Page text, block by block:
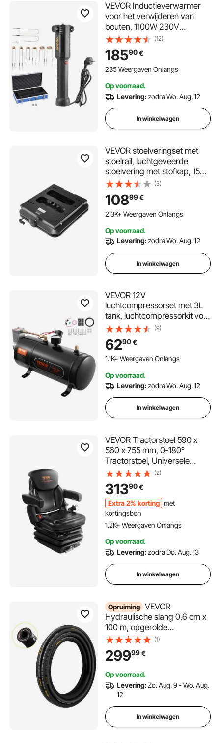
VEVOR Inductieverwarmer
voor het verwijderen van
bouten, 1100W 230V
magnetische
inductieverwarmerset,
handgereedschap voor het
verwijderen van moeren,
autowerkplaatsen met 8
spoelen en doos
(12)
18590€
235 Weergaven Onlangs
Op voorraad.
Levering:zodra Wo. Aug. 12
In winkelwagen
VEVOR stoelveringset met
stoelrail, luchtgeveerde
stoelvering met stofkap, 150
mm van voor naar achter
verstelbaar,
tractorstoelveringset voor
zero-turn grasmaaiers,
(3)
10899€
2.3K+ Weergaven Onlangs
Op voorraad.
Levering:zodra Wo. Aug. 12
In winkelwagen
VEVOR 12V
luchtcompressorset met 3L
tank, luchtcompressorkit voor
treinhoorns, 90-120 psi
werkdruk, geïntegreerd
luchtcompressorsysteem
voor treinhoorns, banden
SUV's, enz. Zwart
(9)
6290€
1.1K+ Weergaven Onlangs
Op voorraad.
Levering:zodra Wo. Aug. 12
In winkelwagen
VEVOR Tractorstoel 590 x
560 x 755 mm, 0-180°
Tractorstoel, Universele
Tractorstoel, Tractorstoel,
Heftruck PVC 33,1 kg voor de
meeste mechanische stoelen
zoals vorkheftrucks
(2)
31390€
Extra 2% korting met
kortingsbon
1.2K+ Weergaven Onlangs
Op voorraad.
Levering:zodra Do. Aug. 13
In winkelwagen
Opruiming VEVOR
Hydraulische slang 0,6 cm x
100 m, opgerolde
hydraulische slang 5800 PSI,
rubberen hydraulische slang
met 2 zeer trekvaste stalen
hydraulische slang -20 ℃ tot
140 ℃
(1)
29999€
Op voorraad.
Levering:Zo. Aug. 9 - Wo. Aug.
12
In winkelwagen